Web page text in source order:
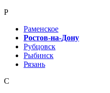
Р
Раменское
Ростов-на-Дону
Рубцовск
Рыбинск
Рязань
С